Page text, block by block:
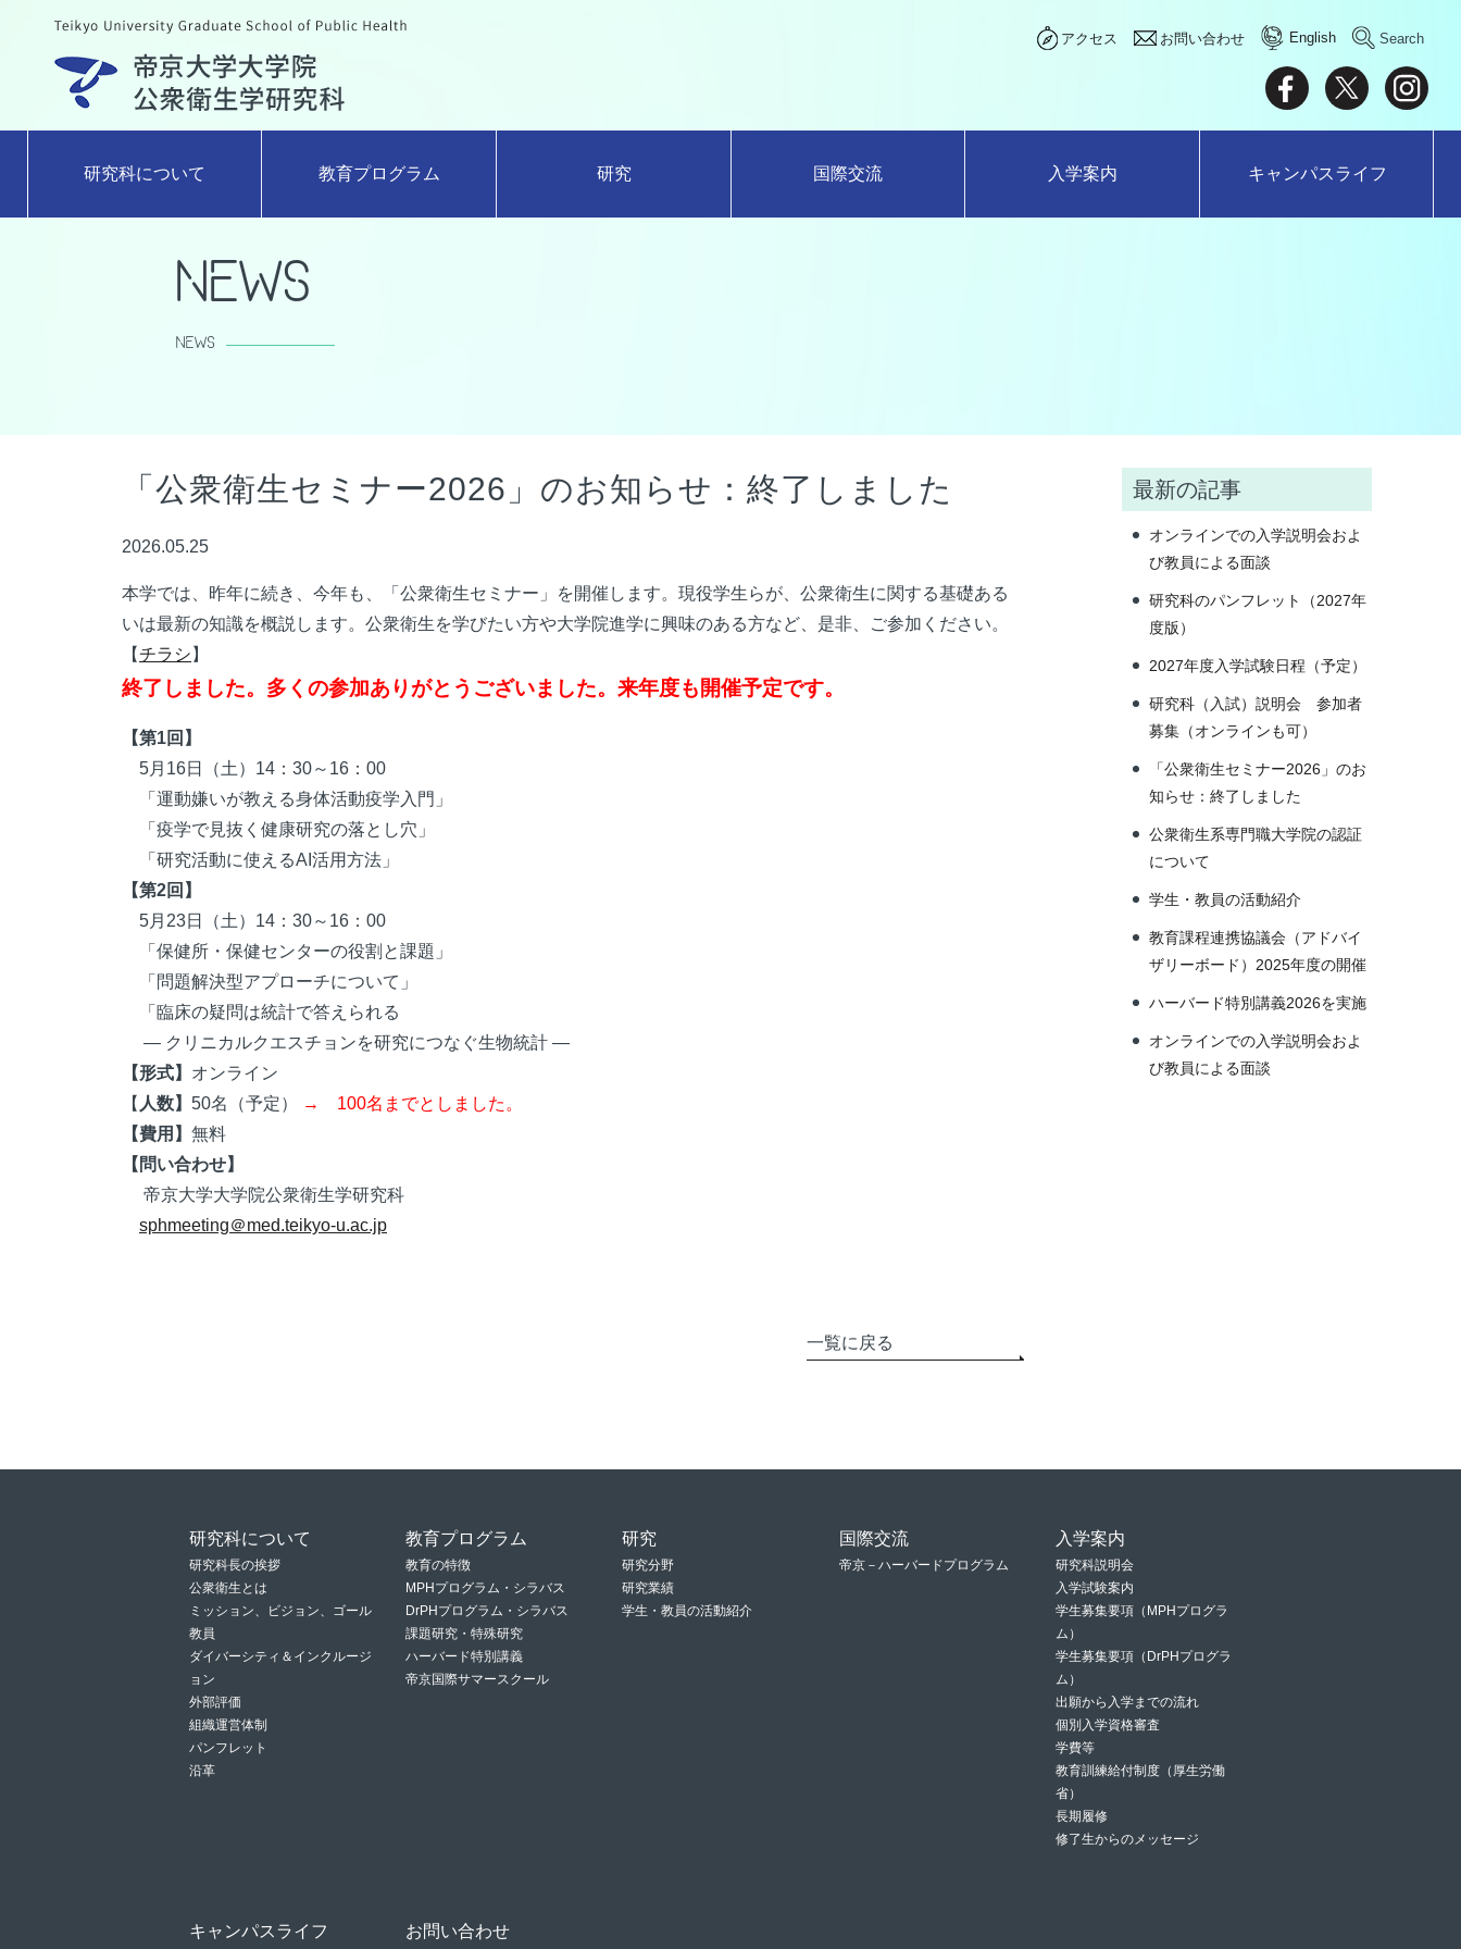
アクセス お問い合わせ English
研究科について 教育プログラム 研究 国際交流 入学案内 キャンパスライフ
News
NEWS
「公衆衛生セミナー2026」のお知らせ：終了しました
2026.05.25
本学では、 昨年に続き、今年も、「公衆衛生セミナー」を開催します。 現役学生らが、 公衆衛生に関する基礎ある
いは最新の知識を概説します。公衆衛生を学びたい方や大学院進学に興味のある方など、是非、
ご参加ください。
【チラシ 】
終了しました。多くの参加ありがとうございました。来年度も開催予定です。
【第1回】
5月16日（土）14：30～16：00
「運動嫌いが教える身体活動疫学入門」
「疫学で見抜く健康研究の落とし穴」
「研究活動に使えるAI活用方法」
【第2回】
5月23日（土）14：30～16：00
「保健所・保健センターの役割と課題」
「問題解決型アプローチについて」
「臨床の疑問は統計で答えられる
― クリニカルクエスチョンを研究につなぐ生物統計 ―
【形式】 オンライン
【 人数】 50名（予定）
→ 100名までとしました。
【費用】 無料
【問い合わせ】
帝京大学大学院公衆衛生学研究科
sphmeeting＠med.teikyo-u.ac.jp
一覧に戻る
最新の記事
オンラインでの入学説明会およ
び教員による面談
研究科のパンフレット（2027年
度版）
2027年度入学試験日程（予定）
研究科（入試）説明会 参加者
募集（オンラインも可）
「公衆衛生セミナー2026」のお
知らせ：終了しました
公衆衛生系専門職大学院の認証
について
学生・教員の活動紹介
教育課程連携協議会（アドバイ
ザリーボード）2025年度の開催
ハーバード特別講義2026を実施
オンラインでの入学説明会およ
び教員による面談
研究科について
研究科長の挨拶
公衆衛生とは
ミッション、ビジョン、ゴール
教員
ダイバーシティ＆インクルージ
ョン
外部評価
組織運営体制
パンフレット
沿革
教育プログラム
教育の特徴
MPHプログラム・シラバス
DrPHプログラム・シラバス
課題研究・特殊研究
ハーバード特別講義
帝京国際サマースクール
研究
研究分野
研究業績
学生・教員の活動紹介
国際交流
帝京－ハーバードプログラム
入学案内
研究科説明会
入学試験案内
学生募集要項（MPHプログラ
ム）
学生募集要項（DrPHプログラ
ム）
出願から入学までの流れ
個別入学資格審査
学費等
教育訓練給付制度（厚生労働
省）
長期履修
修了生からのメッセージ
キャンパスライフ お問い合わせ